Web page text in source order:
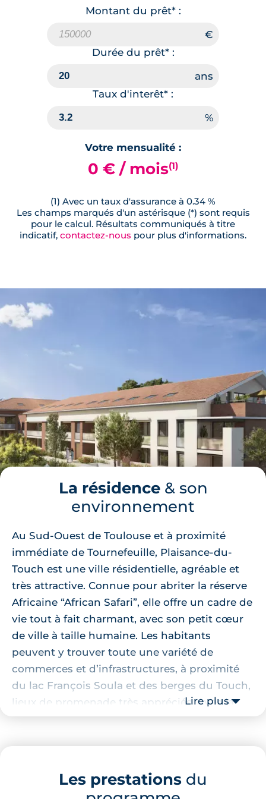
Montant du prêt* :
Durée du prêt* :
Taux d'interêt* :
Votre mensualité :
0 € / mois(1)
(1) Avec un taux d'assurance à 0.34 %
Les champs marqués d'un astérisque (*) sont requis
pour le calcul. Résultats communiqués à titre
indicatif, contactez-nous pour plus d'informations.
La résidence& son
environnement
Au Sud-Ouest de Toulouse et à proximité
immédiate de Tournefeuille, Plaisance-du-
Touch est une ville résidentielle, agréable et
très attractive. Connue pour abriter la réserve
Africaine “African Safari”, elle offre un cadre de
vie tout à fait charmant, avec son petit cœur
de ville à taille humaine. Les habitants
peuvent y trouver toute une variété de
commerces et d’infrastructures, à proximité
du lac François Soula et des berges du Touch,
lieux de promenade très appréciés. Avec la
place importante accordée à la nature, elle se
emplacement, elle est idéale pour les
Lire plus
Les prestations du